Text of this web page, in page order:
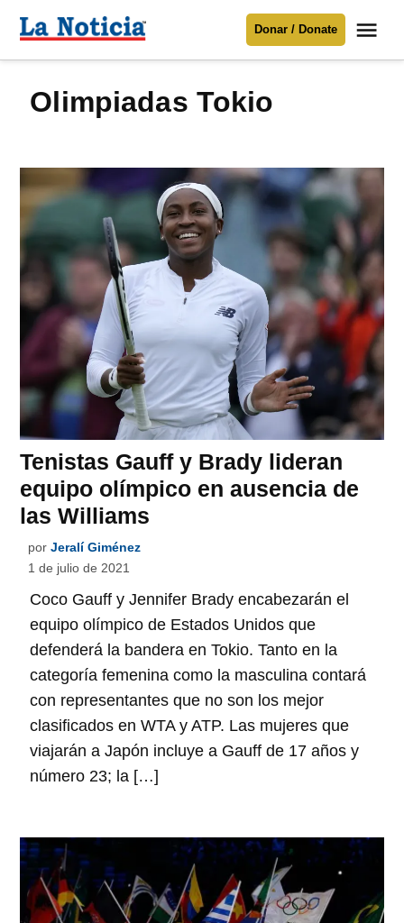
Para mantenerte informado necesitamos
contenido
Noticia
Donar / Donate
Olimpiadas Tokio
Tenistas Gauff y Brady lideran
equipo olímpico en ausencia de
las Williams
por Jeralí Giménez
1 de julio de 2021
Coco Gauff y Jennifer Brady encabezarán el
equipo olímpico de Estados Unidos que
defenderá la bandera en Tokio. Tanto en la
categoría femenina como la masculina contará
con representantes que no son los mejor
clasificados en WTA y ATP. Las mujeres que
viajarán a Japón incluye a Gauff de 17 años y
número 23; la […]